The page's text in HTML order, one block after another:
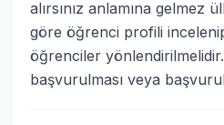
alırsınız anlamına gelmez
göre öğrenci profili
öğrenciler
başvurulması veya